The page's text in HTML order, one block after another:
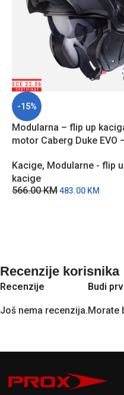
-15%
Modularna – flip up
motor Caberg Duke EVO
Kacige, Modularne - flip
kacige
566.00KM483.00 KM
Recenzije korisnika
Recenzije
Još nema recenzija.
Budi
Morate